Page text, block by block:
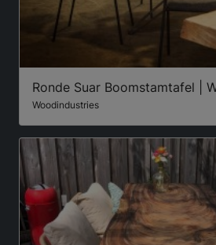
Ronde Suar Boomstamtafel |
Woodindustries